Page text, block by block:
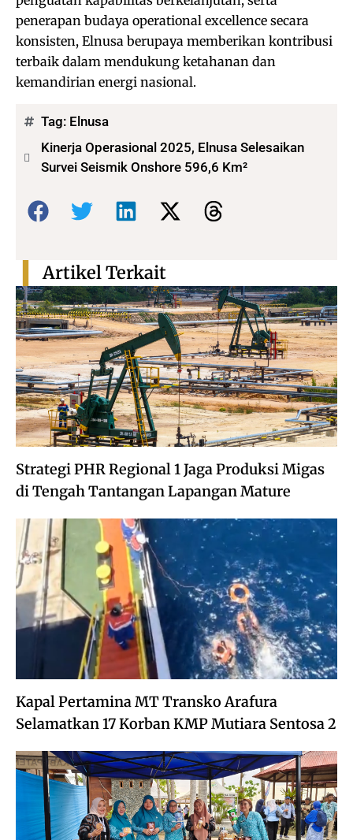
penerapan budaya operational excellence secara
konsisten, Elnusa berupaya memberikan kontribusi
terbaik dalam mendukung ketahanan dan
kemandirian energi nasional.
Tag: Elnusa
Kinerja Operasional 2025, Elnusa Selesaikan
Survei Seismik Onshore 596,6 Km²
Bagikan:
Strategi PHR Regional 1 Jaga Produksi Migas
di Tengah Tantangan Lapangan Mature
Kapal Pertamina MT Transko Arafura
Selamatkan 17 Korban KMP Mutiara Sentosa 2
Artikel Terkait